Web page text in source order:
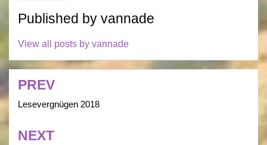
Published by vannade
View all posts by vannade
Post
navigation
PREV
Lesevergnügen 2018
NEXT